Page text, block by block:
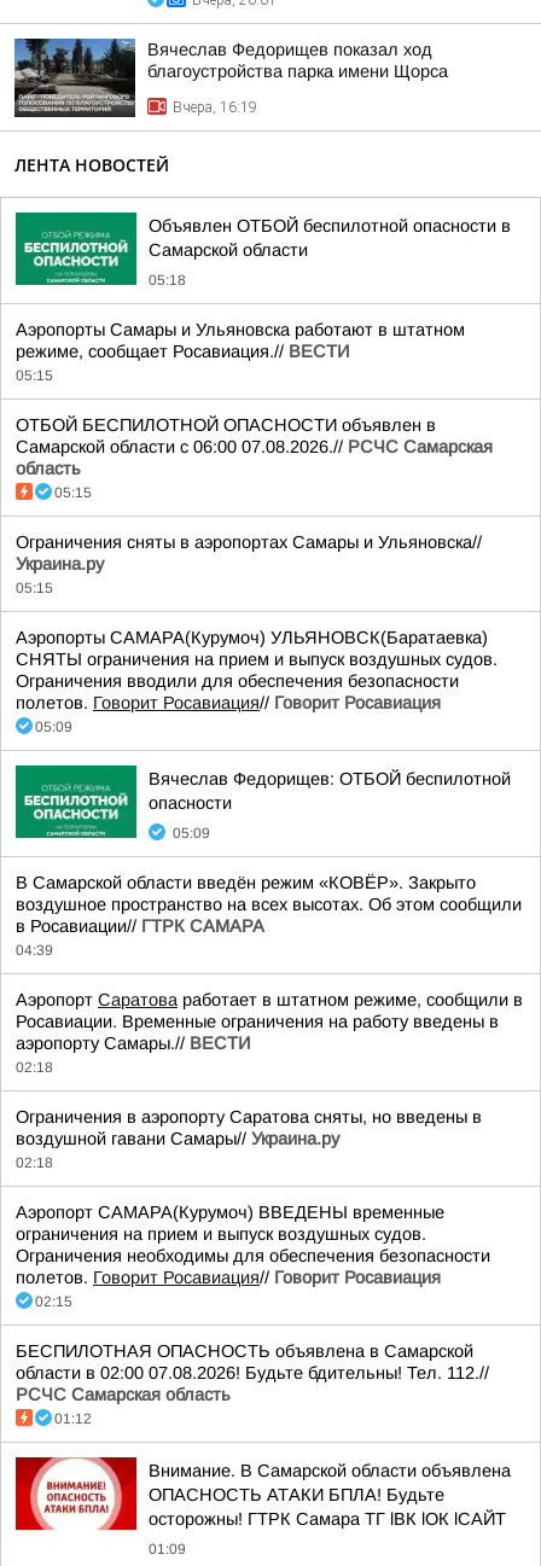
Вячеслав Федорищев показал ход
благоустройства парка имени Щорса
Вчера, 16:19
ЛЕНТА НОВОСТЕЙ
Объявлен ОТБОЙ беспилотной опасности в
Самарской области
05:18
Аэропорты Самары и Ульяновска работают в штатном
режиме, сообщает Росавиация.// ВЕСТИ
05:15
ОТБОЙ БЕСПИЛОТНОЙ ОПАСНОСТИ объявлен в
Самарской области с 06:00 07.08.2026.// РСЧС Самарская
область
05:15
Ограничения сняты в аэропортах Самары и Ульяновска//
Украина.ру
05:15
Аэропорты САМАРА(Курумоч) УЛЬЯНОВСК(Баратаевка)
СНЯТЫ ограничения на прием и выпуск воздушных судов.
Ограничения вводили для обеспечения безопасности
полетов. Говорит Росавиация// Говорит Росавиация
05:09
Вячеслав Федорищев: ОТБОЙ беспилотной
опасности
05:09
В Самарской области введён режим «КОВЁР». Закрыто
воздушное пространство на всех высотах. Об этом сообщили
в Росавиации// ГТРК САМАРА
04:39
Аэропорт Саратова работает в штатном режиме, сообщили в
Росавиации. Временные ограничения на работу введены в
аэропорту Самары.// ВЕСТИ
02:18
Ограничения в аэропорту Саратова сняты, но введены в
воздушной гавани Самары// Украина.ру
02:18
Аэропорт САМАРА(Курумоч) ВВЕДЕНЫ временные
ограничения на прием и выпуск воздушных судов.
Ограничения необходимы для обеспечения безопасности
полетов. Говорит Росавиация// Говорит Росавиация
02:15
БЕСПИЛОТНАЯ ОПАСНОСТЬ объявлена в Самарской
области в 02:00 07.08.2026! Будьте бдительны! Тел. 112.//
РСЧС Самарская область
01:12
Внимание. В Самарской области объявлена
ОПАСНОСТЬ АТАКИ БПЛА! Будьте
осторожны! ГТРК Самара ТГ lВК lОК lСАЙТ
01:09